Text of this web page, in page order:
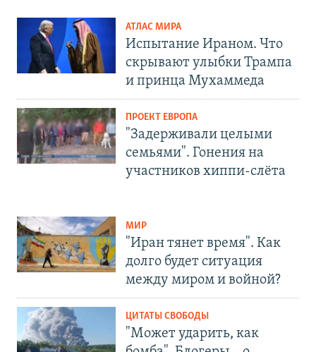
АТЛАС МИРА
Испытание Ираном. Что
скрывают улыбки Трампа
и принца Мухаммеда
ПРОЕКТ ЕВРОПА
"Задерживали целыми
семьями". Гонения на
участников хиппи-слёта
МИР
"Иран тянет время". Как
долго будет ситуация
между миром и войной?
ЦИТАТЫ СВОБОДЫ
"Может ударить, как